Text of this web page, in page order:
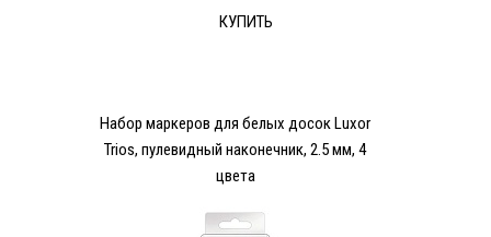
КУПИТЬ
Набор маркеров для белых досок Luxor
Trios, пулевидный наконечник, 2.5 мм, 4
цвета